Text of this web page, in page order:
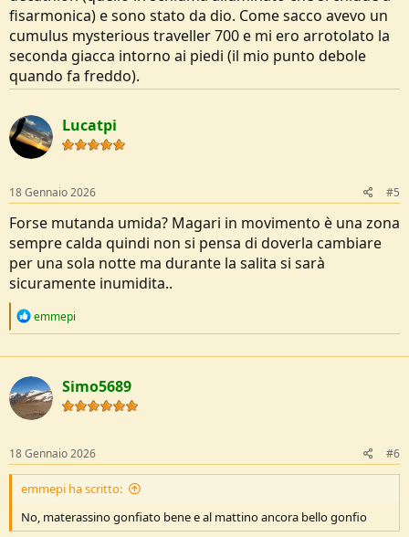
fisarmonica) e sono stato da dio. Come sacco avevo un
cumulus mysterious traveller 700 e mi ero arrotolato la
seconda giacca intorno ai piedi (il mio punto debole
quando fa freddo).
Lucatpi
18 Gennaio 2026 #5
Forse mutanda umida? Magari in movimento è una zona
sempre calda quindi non si pensa di doverla cambiare
per una sola notte ma durante la salita si sarà
sicuramente inumidita..
R
c
t
i
o
n
emmepi
Simo5689
18 Gennaio 2026 #6
emmepi ha scritto:
No, materassino gonfiato bene e al mattino ancora bello gonfio